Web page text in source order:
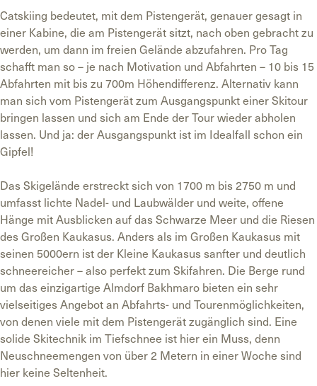
Catskiing bedeutet, mit dem Pistengerät, genauer gesagt in
einer Kabine, die am Pistengerät sitzt, nach oben gebracht zu
werden, um dann im freien Gelände abzufahren. Pro Tag
schafft man so – je nach Motivation und Abfahrten – 10 bis 15
Abfahrten mit bis zu 700m Höhendifferenz. Alternativ kann
man sich vom Pistengerät zum Ausgangspunkt einer Skitour
bringen lassen und sich am Ende der Tour wieder abholen
lassen. Und ja: der Ausgangspunkt ist im Idealfall schon ein
Gipfel!
Das Skigelände erstreckt sich von 1700 m bis 2750 m und
umfasst lichte Nadel- und Laubwälder und weite, offene
Hänge mit Ausblicken auf das Schwarze Meer und die Riesen
des Großen Kaukasus. Anders als im Großen Kaukasus mit
seinen 5000ern ist der Kleine Kaukasus sanfter und deutlich
schneereicher – also perfekt zum Skifahren. Die Berge rund
um das einzigartige Almdorf Bakhmaro bieten ein sehr
vielseitiges Angebot an Abfahrts- und Tourenmöglichkeiten,
von denen viele mit dem Pistengerät zugänglich sind. Eine
solide Skitechnik im Tiefschnee ist hier ein Muss, denn
Neuschneemengen von über 2 Metern in einer Woche sind
hier keine Seltenheit.